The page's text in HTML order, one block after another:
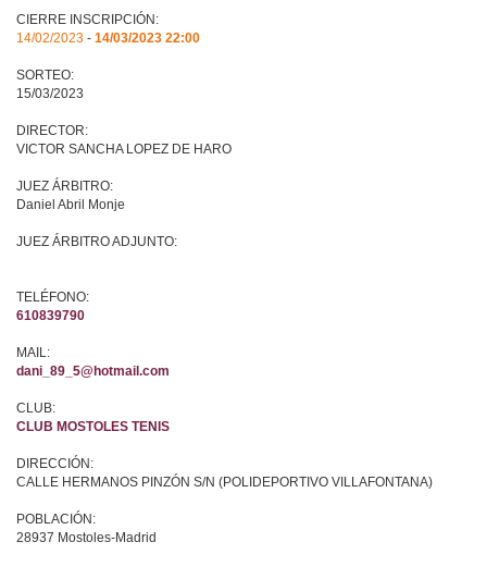
CIERRE INSCRIPCIÓN:
14/02/2023 - 14/03/2023 22:00
SORTEO:
15/03/2023
DIRECTOR:
VICTOR SANCHA LOPEZ DE HARO
JUEZ ÁRBITRO:
Daniel Abril Monje
JUEZ ÁRBITRO ADJUNTO:
TELÉFONO:
610839790
MAIL:
dani_89_5@hotmail.com
CLUB:
CLUB MOSTOLES TENIS
DIRECCIÓN:
CALLE HERMANOS PINZÓN S/N (POLIDEPORTIVO VILLAFONTANA)
POBLACIÓN:
28937 Mostoles-Madrid